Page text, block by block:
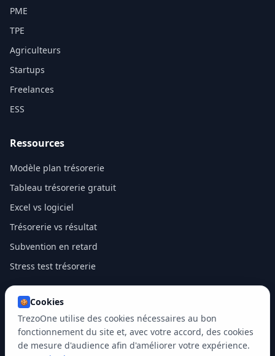
PME
TPE
Agriculteurs
Startups
Freelances
ESS
Ressources
Modèle plan trésorerie
Tableau trésorerie gratuit
Excel vs logiciel
Trésorerie vs résultat
Subvention en retard
Stress test trésorerie
2026Trezoone. Tous droits réservés.
Mentions légalesPolitique de confidentialitéCGUCookies
🍪 Cookies
TrezoOne utilise des cookies nécessaires au bon
fonctionnement du site et, avec votre accord, des cookies
de mesure d'audience afin d'améliorer votre expérience.